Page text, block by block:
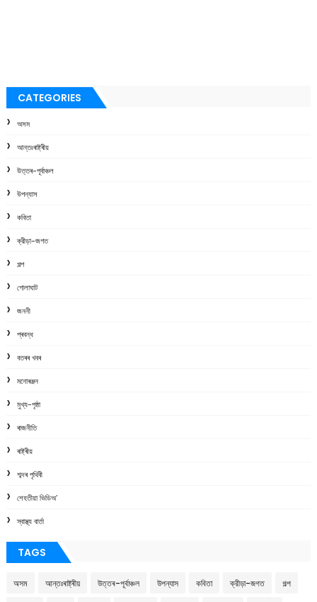
CATEGORIES
অসম
আন্তঃৰাষ্ট্ৰীয়
উত্তৰ-পূৰ্বাঞ্চল
উপন্যাস
কবিতা
ক্রীড়া-জগত
গল্প
গোলাঘাট
জননী
প্ৰবন্ধ
বতৰৰ খবৰ
মনোৰঞ্জন
মুখ্য-পৃষ্ঠা
ৰাজনীতি
ৰাষ্ট্ৰীয়
শব্দৰ পৃথিবী
শেহতীয়া ভিডিঅ’
স্বাস্থ্য বাৰ্তা
TAGS
অসম আন্তঃৰাষ্ট্ৰীয় উত্তৰ-পূৰ্বাঞ্চল উপন্যাস কবিতা ক্রীড়া-জগত গল্প